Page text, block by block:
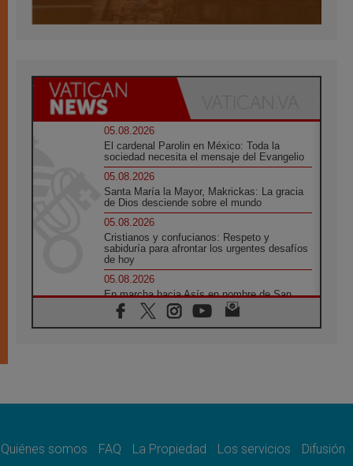
05.08.2026
El cardenal Parolin en México: Toda la
sociedad necesita el mensaje del Evangelio
05.08.2026
Santa María la Mayor, Makrickas: La gracia
de Dios desciende sobre el mundo
05.08.2026
Cristianos y confucianos: Respeto y
sabiduría para afrontar los urgentes desafíos
de hoy
05.08.2026
En marcha hacia Asís en nombre de San
Francisco, a la espera de León
05.08.2026
quienes bendicen la guerra
Quiénes somos FAQ La Propiedad Los servicios Difusión